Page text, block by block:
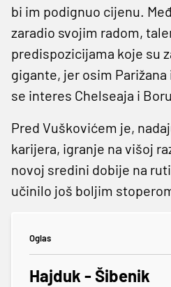
bi im podignuo cijenu.
zaradio svojim radom,
predispozicijama koje su
gigante, jer osim Parižana
se interes Chelseaja i
Pred Vuškovićem je,
karijera, igranje na višoj
novoj sredini dobije na
učinilo još boljim
Oglas
Hajduk - Šibenik